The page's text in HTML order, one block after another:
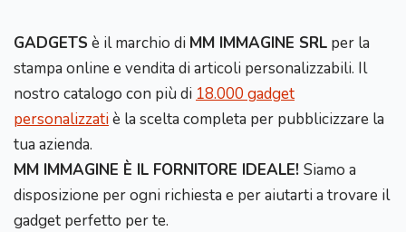
GADGETS è il marchio di MM IMMAGINE SRL per la
stampa online e vendita di articoli personalizzabili. Il
nostro catalogo con più di 18.000 gadget
personalizzatiè la scelta completa per pubblicizzare la
tua azienda.
MM IMMAGINE È IL FORNITORE IDEALE! Siamo a
disposizione per ogni richiesta e per aiutarti a trovare il
gadget perfetto per te.